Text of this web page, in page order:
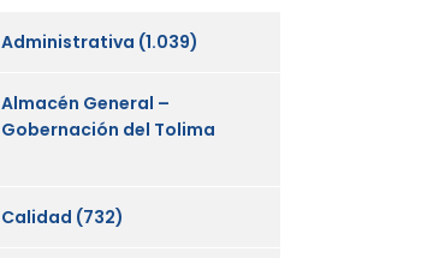
Administrativa (1.039)
Almacén General –
Gobernación del Tolima
Calidad (732)